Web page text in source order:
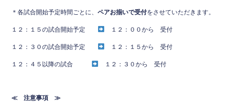
o
o
k
＊各試合開始予定時間ごとに、ペアお揃いで受付をさせていただきます。
１２：１５の試合開始予定 １２：００から 受付
１２：３０の試合開始予定 １２：１５から 受付
１２：４５以降の試合 １２：３０から 受付
≪ 注意事項 ≫